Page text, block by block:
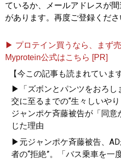
ているか、メールアドレスが
があります。再度ご登録くださ
▶ プロテイン買うなら、まず売
Myprotein公式はこちら [PR]
【今この記事も読まれています
▶「ズボンとパンツをおろし
交に至るまでの“生々しいや
ジャンポケ斉藤被告が「同意
じた理由
▶元ジャンポケ斉藤被告、
者の“拒絶”。「バス乗車を一